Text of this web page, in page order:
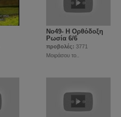
Νο49- Η Ορθόδοξη
Ρωσία 6/6
προβολές: 3771
Μοιράσου το..